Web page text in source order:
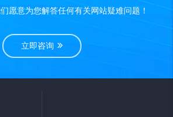
愿意为您解答任何有关网站疑难问题！
立即咨询